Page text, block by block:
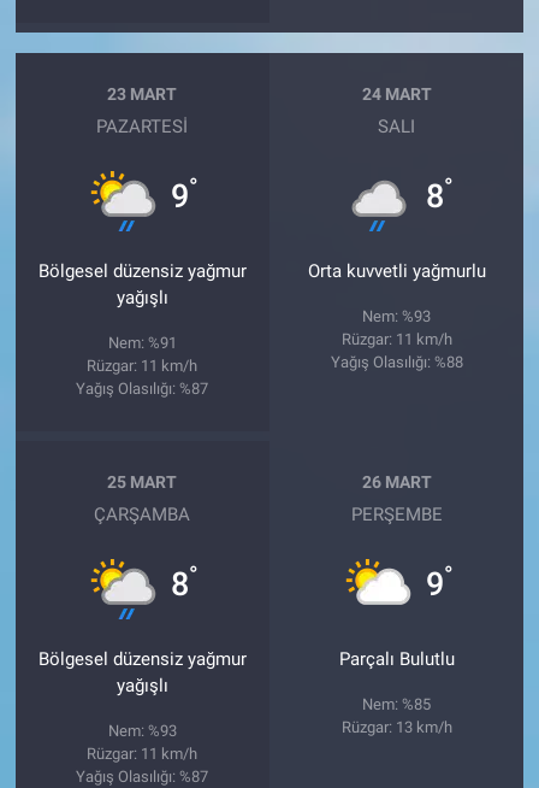
23 MART
PAZARTESI
9°
Bölgesel düzensiz yağmur
yağışlı
Nem: %91
Rüzgar: 11 km/h
Yağış Olasılığı: %87
24 MART
SALI
8°
Orta kuvvetli yağmurlu
Nem: %93
Rüzgar: 11 km/h
Yağış Olasılığı: %88
25 MART
ÇARŞAMBA
8°
Bölgesel düzensiz yağmur
yağışlı
Nem: %93
Rüzgar: 11 km/h
Yağış Olasılığı: %87
26 MART
PERŞEMBE
9°
Parçalı Bulutlu
Nem: %85
Rüzgar: 13 km/h